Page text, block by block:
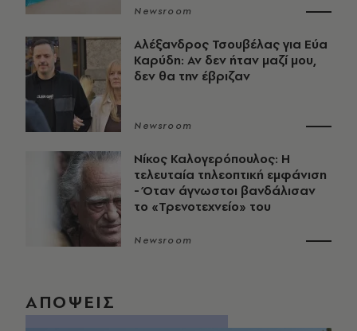
Newsroom
Αλέξανδρος Τσουβέλας για Εύα
Καρύδη: Αν δεν ήταν μαζί μου,
δεν θα την έβριζαν
Newsroom
Νίκος Καλογερόπουλος: Η
τελευταία τηλεοπτική εμφάνιση
- Όταν άγνωστοι βανδάλισαν
το «Τρενοτεχνείο» του
Newsroom
ΑΠΟΨΕΙΣ